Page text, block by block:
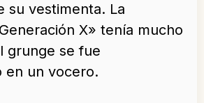
su vestimenta. La
X» tenía mucho
grunge se fue
en un vocero.